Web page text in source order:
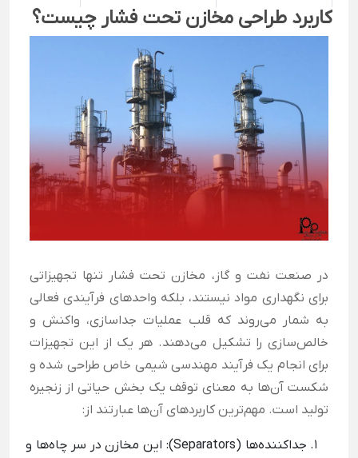
عدسی بیضوی 2:1 غشایی (Membrane)
کاربرد طراحی مخازن تحت فشار چیست؟
در صنعت نفت و گاز، مخازن تحت فشار تنها تجهیزاتی
برای نگهداری مواد نیستند، بلکه واحدهای فرآیندی فعالی
به شمار می‌روند که قلب عملیات جداسازی، واکنش و
خالص‌سازی را تشکیل می‌دهند. هر یک از این تجهیزات
برای انجام یک فرآیند مهندسی شیمی خاص طراحی شده و
شکست آن‌ها به معنای توقف یک بخش حیاتی از زنجیره
تولید است. مهم‌ترین کاربردهای آن‌ها عبارتند از:
جداکننده‌ها (Separators): این مخازن در سر چاه‌ها و